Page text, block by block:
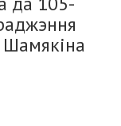
Шамякiна